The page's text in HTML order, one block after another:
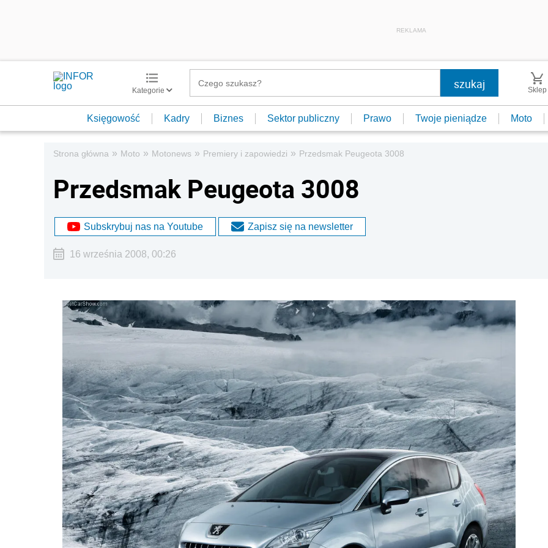
REKLAMA
Kategorie Sklep
Księgowość Kadry Biznes Sektor publiczny Prawo Twoje pieniądze Moto
Strona główna » Moto » Motonews » Premiery i zapowiedzi » Przedsmak Peugeota 3008
Przedsmak Peugeota 3008
Subskrybuj nas na Youtube Zapisz się na newsletter
16 września 2008, 00:26